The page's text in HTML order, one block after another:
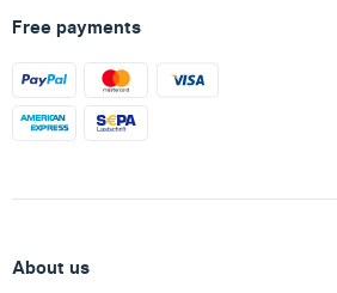
Free payments
About us